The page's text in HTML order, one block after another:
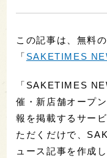
この記事は、無料
「 SAKETIMES
「SAKETIMES
催・新店舗オープ
報を掲載するサー
ただくだけで、
ュース記事を作成し